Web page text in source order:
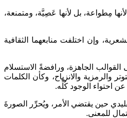
مِطواعة، بل لأنها عَصِيَّة، ومتمنعة،
1982 ) بوصفهما نموذجَيْن بارزَيْن لقلق الكتابة الشعرية، وإن اختلفت منابعهما الثقافية
الجاهزة، ورافضةً الاستسلام
والرمزية والانزياح، وكأن الكلمات
احتواء الوجود كُلِّه.
حين يقتضي الأمر، ويُحرِّر الصورةَ
للمعنى.